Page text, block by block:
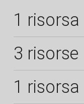
1 risorsa
3 risorse
1 risorsa